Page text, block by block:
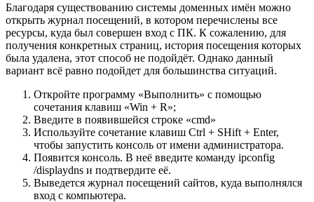
Благодаря существованию системы доменных имён можно
открыть журнал посещений, в котором перечислены все
ресурсы, куда был совершен вход с ПК. К сожалению, для
получения конкретных страниц, история посещения которых
была удалена, этот способ не подойдёт. Однако данный
вариант всё равно подойдет для большинства ситуаций.
Откройте программу «Выполнить» с помощью
сочетания клавиш «Win + R»;
Введите в появившейся строке «cmd»
Используйте сочетание клавиш Ctrl + SHift + Enter,
чтобы запустить консоль от имени администратора.
Появится консоль. В неё введите команду ipconfig
/displaydns и подтвердите её.
Выведется журнал посещений сайтов, куда выполнялся
вход с компьютера.